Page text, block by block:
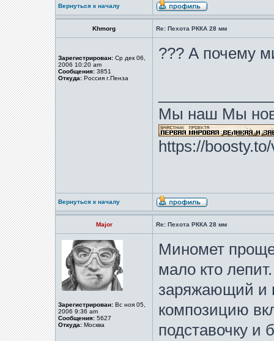
Вернуться к началу
Khmorg Re: Пехота РККА 28 мм
Зарегистрирован: Ср дек 06,
2006 10:20 am
Сообщения: 3851
Откуда: Россия г.Пенза
??? А почему
Мы наш Мы
https://
Вернуться к началу
Major Re: Пехота РККА 28 мм
Зарегистрирован: Вс ноя 05,
2006 9:36 am
Сообщения: 5627
Откуда: Москва
Миномет
мало кто
заряжающий и
композицию
подставочку и